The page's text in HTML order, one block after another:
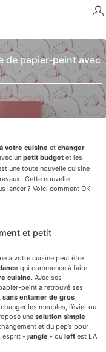
de papier-peint avec
votre cuisine et changer
un petit budget et les
une toute nouvelle cuisine
! Cette nouvelle
lancer ? Voici comment OK
et petit
à votre cuisine peut être
qui commence à faire
cuisine. Avec ses
peint a retrouvé ses
sans entamer de gros
les meubles, l’évier ou
une solution simple
et du pep’s pour
, esprit « jungle » ou loft est LA